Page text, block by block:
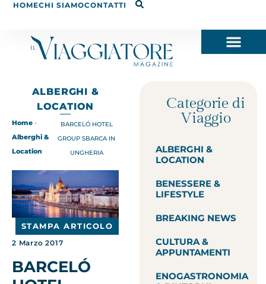
HOMECHI SIAMOCONTATTI
ALBERGHI &
LOCATION
Home -
Alberghi &
Location
BARCELÓ HOTEL
GROUP SBARCA IN
UNGHERIA
STAMPA ARTICOLO
2 Marzo 2017
BARCELÓ
Categorie di
Viaggio
ALBERGHI &
LOCATION
BENESSERE &
LIFESTYLE
BREAKING NEWS
CULTURA &
APPUNTAMENTI
ENOGASTRONOMIA